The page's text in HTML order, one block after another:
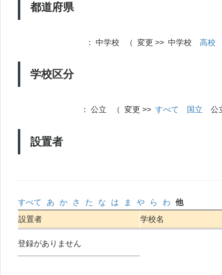
都道府県
学校区分
： 中学校 （ 変更 >> 中学校 高校
設置者
： 公立 （ 変更 >> すべて 国立
すべて あ か さ た な は ま や ら わ
他
設置者
学校名
登録がありません